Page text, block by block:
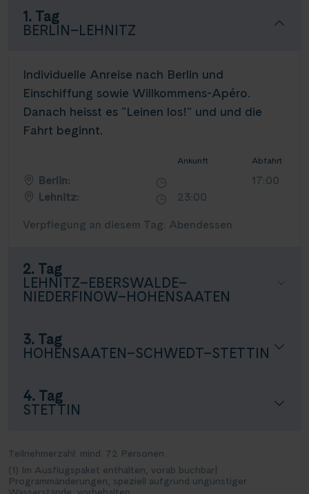
1. Tag
BERLIN–LEHNITZ
Individuelle Anreise nach Berlin und
Einschiffung sowie Willkommens-Apéro.
Danach heisst es "Leinen los!" und und die
Fahrt beginnt.
Ankunft Abfahrt
Berlin:
17:00
Lehnitz:
23:00
Verpflegung an diesem Tag: Abendessen
2. Tag
LEHNITZ–EBERSWALDE–
NIEDERFINOW–HOHENSAATEN
3. Tag
HOHENSAATEN–SCHWEDT–STETTIN
4. Tag
STETTIN
Teilnehmerzahl: mind. 72 Personen
(1) Im Ausflugspaket enthalten, vorab buchbar
Programmänderungen, speziell aufgrund ungünstiger